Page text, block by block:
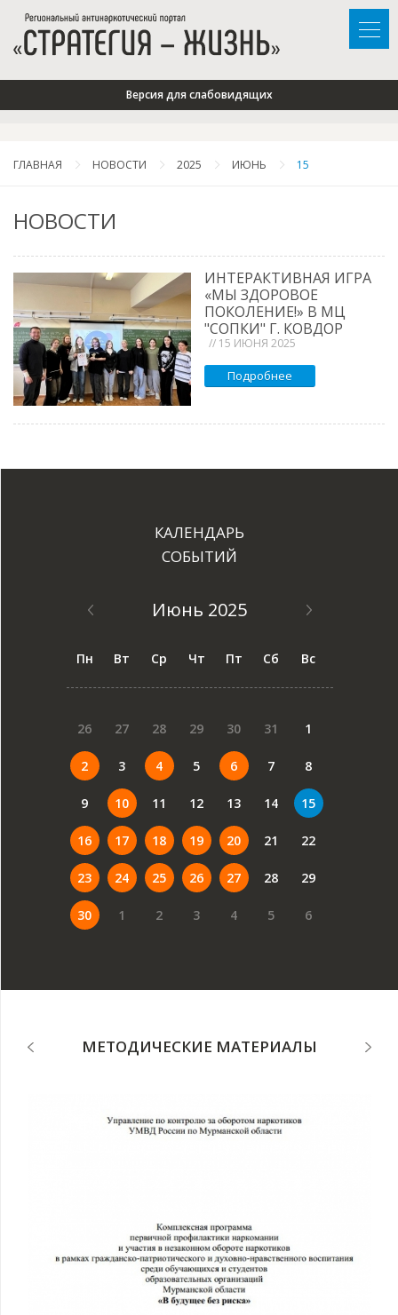
Версия для слабовидящих
ГЛАВНАЯ НОВОСТИ 2025 ИЮНЬ 15
НОВОСТИ
ИНТЕРАКТИВНАЯ ИГРА
«МЫ ЗДОРОВОЕ
ПОКОЛЕНИЕ!» В МЦ
"СОПКИ" Г. КОВДОР
// 15 ИЮНЯ 2025
Подробнее
КАЛЕНДАРЬ
СОБЫТИЙ
Июнь 2025
Пн Вт Ср Чт Пт Сб Вс
26 27 28 29 30 31 1
2 3 4 5 6 7 8
9 10 11 12 13 14 15
16 17 18 19 20 21 22
23 24 25 26 27 28 29
30 1 2 3 4 5 6
МЕТОДИЧЕСКИЕ МАТЕРИАЛЫ